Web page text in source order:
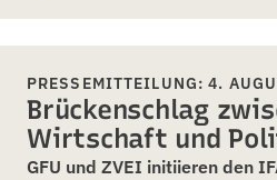
PRESSEMITTEILUNG: 4.
Brückenschlag
Wirtschaft und
GFU und ZVEI initiieren den